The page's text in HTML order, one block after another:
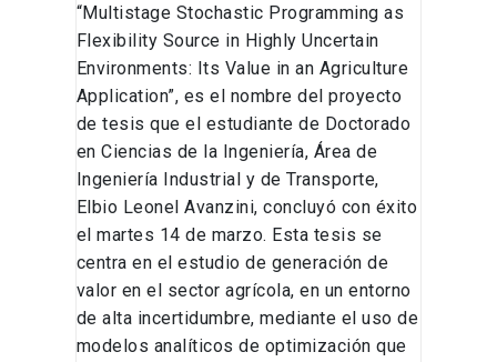
“Multistage Stochastic Programming as
Flexibility Source in Highly Uncertain
Environments: Its Value in an Agriculture
Application”, es el nombre del proyecto
de tesis que el estudiante de Doctorado
en Ciencias de la Ingeniería, Área de
Ingeniería Industrial y de Transporte,
Elbio Leonel Avanzini, concluyó con éxito
el martes 14 de marzo. Esta tesis se
centra en el estudio de generación de
valor en el sector agrícola, en un entorno
de alta incertidumbre, mediante el uso de
modelos analíticos de optimización que
tesis
doctoral